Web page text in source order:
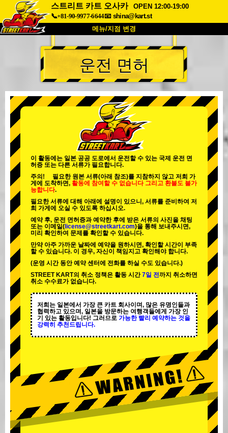
스트리트 카트 오사카
OPEN 12:00-19:00
📞+81-90-9977-6644📧 shina@kart.st
메뉴/지점 변경
최상단
소개 사양 가격
회사 정보 예약
지점 변경
도쿄 시나가와 #1
도쿄 아키하바라#2 도쿄 시부야
도쿄 시부야 애넥스
도쿄 아사쿠사 오사카
오키나와
운전 면허
이 활동에는 일본 공공 도로에서 운전할 수 있는 국제 운전 면
허증 또는 다른 서류가 필요합니다.
주의! 필요한 원본 서류(아래 참조)를 지참하지 않고 저희 가
게에 도착하면, 활동에 참여할 수 없습니다 그리고 환불도 불가
능합니다.
필요한 서류에 대해 아래에 설명이 있으니, 서류를 준비하여 저
희 가게에 오실 수 있도록 하십시오.
예약 후, 운전 면허증과 예약한 후에 받은 서류의 사진을 채팅
또는 이메일( license@streetkart.com)을 통해 보내주시면,
미리 확인하여 문제를 확인할 수 있습니다.
만약 아주 가까운 날짜에 예약을 원하시면, 확인할 시간이 부족
할 수 있습니다. 이 경우, 자신이 책임지고 확인해야 합니다.
(운영 시간 동안 예약 센터에 전화를 하실 수도 있습니다.)
STREET KART의 취소 정책은 활동 시간7일 전까지 취소하면
취소 수수료가 없습니다.
저희는 일본에서 가장 큰 카트 회사이며, 많은 유명인들과
협력하고 있으며, 일본을 방문하는 여행객들에게 가장 인
기 있는 활동입니다! 그러므로 가능한 빨리 예약하는 것을
강력히 추천드립니다.